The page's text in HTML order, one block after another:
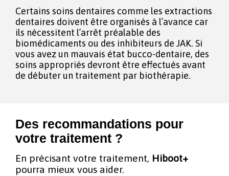
Certains soins dentaires comme les extractions
dentaires doivent être organisés à l’avance car
ils nécessitent l’arrêt préalable des
biomédicaments ou des inhibiteurs de JAK. Si
vous avez un mauvais état bucco-dentaire, des
soins appropriés devront être effectués avant
de débuter un traitement par biothérapie.
Des recommandations pour
votre traitement ?
En précisant votre traitement, Hiboot+
pourra mieux vous aider.